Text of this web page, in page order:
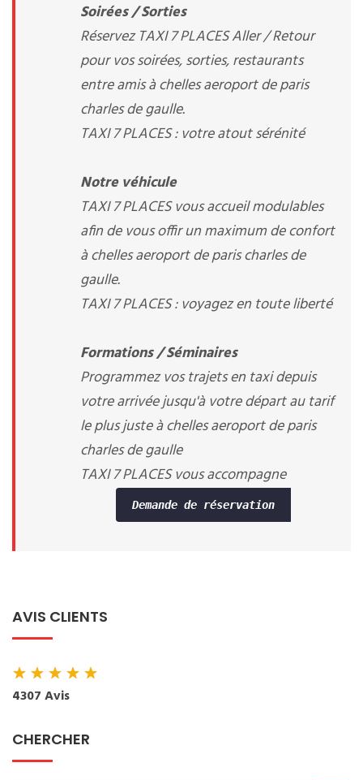
Soirées / Sorties
Réservez TAXI 7 PLACES Aller / Retour
pour vos soirées, sorties, restaurants
entre amis à chelles aeroport de paris
charles de gaulle.
TAXI 7 PLACES : votre atout sérénité
Notre véhicule
TAXI 7 PLACES vous accueil modulables
afin de vous offir un maximum de confort
à chelles aeroport de paris charles de
gaulle.
TAXI 7 PLACES : voyagez en toute liberté
Formations / Séminaires
Programmez vos trajets en taxi depuis
votre arrivée jusqu'à votre départ au tarif
le plus juste à chelles aeroport de paris
charles de gaulle
TAXI 7 PLACES vous accompagne
Demande de réservation
AVIS CLIENTS
★★★★★
4307 Avis
CHERCHER